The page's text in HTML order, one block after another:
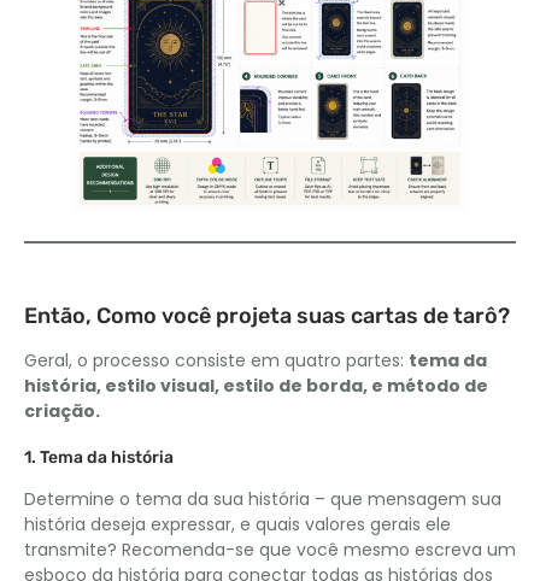
Então, Como você projeta suas cartas de tarô?
Geral, o processo consiste em quatro partes: tema da
história, estilo visual, estilo de borda, e método de
criação.
1. Tema da história
Determine o tema da sua história – que mensagem sua
história deseja expressar, e quais valores gerais ele
transmite? Recomenda-se que você mesmo escreva um
esboço da história para conectar todas as histórias dos